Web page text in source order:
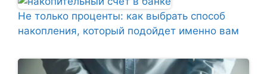
Не только проценты: как выбрать способ
накопления, который подойдет именно вам